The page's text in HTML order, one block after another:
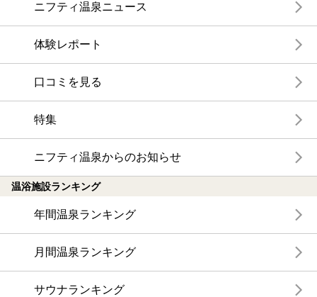
ニフティ温泉ニュース
体験レポート
口コミを見る
特集
ニフティ温泉からのお知らせ
温浴施設ランキング
年間温泉ランキング
月間温泉ランキング
サウナランキング